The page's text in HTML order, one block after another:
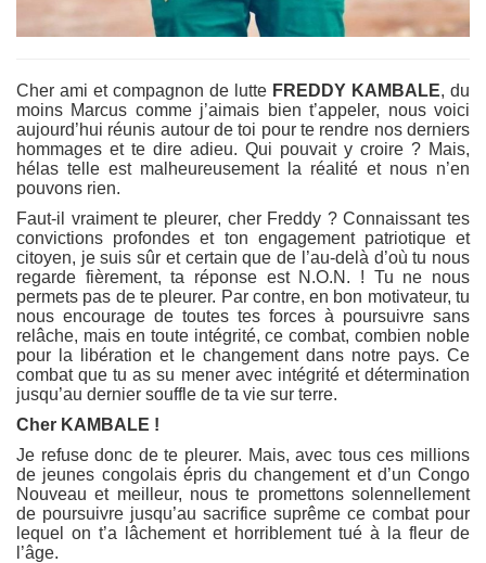
Cher ami et compagnon de lutte FREDDY KAMBALE, du
moins Marcus comme j’aimais bien t’appeler, nous voici
aujourd’hui réunis autour de toi pour te rendre nos derniers
hommages et te dire adieu. Qui pouvait y croire ? Mais,
hélas telle est malheureusement la réalité et nous n’en
pouvons rien.
Faut-il vraiment te pleurer, cher Freddy ? Connaissant tes
convictions profondes et ton engagement patriotique et
citoyen, je suis sûr et certain que de l’au-delà d’où tu nous
regarde fièrement, ta réponse est N.O.N. ! Tu ne nous
permets pas de te pleurer. Par contre, en bon motivateur, tu
nous encourage de toutes tes forces à poursuivre sans
relâche, mais en toute intégrité, ce combat, combien noble
pour la libération et le changement dans notre pays. Ce
combat que tu as su mener avec intégrité et détermination
jusqu’au dernier souffle de ta vie sur terre.
Cher KAMBALE !
Je refuse donc de te pleurer. Mais, avec tous ces millions
de jeunes congolais épris du changement et d’un Congo
Nouveau et meilleur, nous te promettons solennellement
de poursuivre jusqu’au sacrifice suprême ce combat pour
lequel on t’a lâchement et horriblement tué à la fleur de
l’âge.